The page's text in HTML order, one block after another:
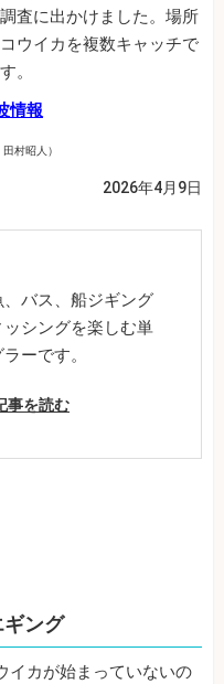
査に出かけました。場所
ウイカを複数キャッチで
。
情報
村昭人）
2026年4月9日
バス、船ジギング
シングを楽しむ単
ーです。
事を読む
ング
イカが始まっていないの